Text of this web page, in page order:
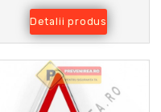
industriale
Detalii produs